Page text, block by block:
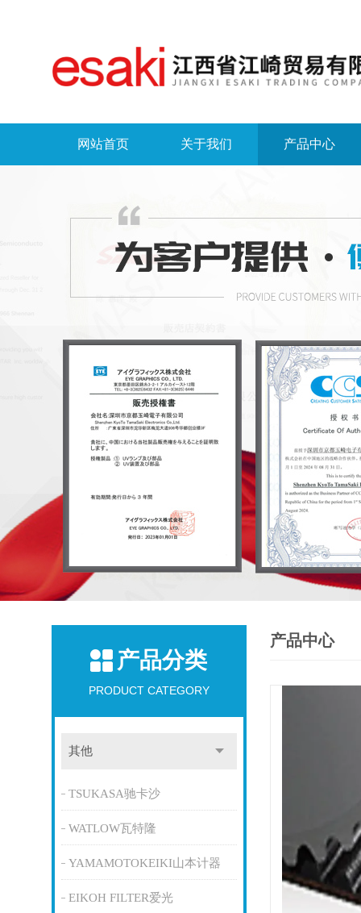
网站首页 关于我们 产品中心
产品分类
PRODUCT CATEGORY
其他
TSUKASA驰卡沙
WATLOW瓦特隆
YAMAMOTOKEIKI山本计器
EIKOH FILTER爱光
产品中心